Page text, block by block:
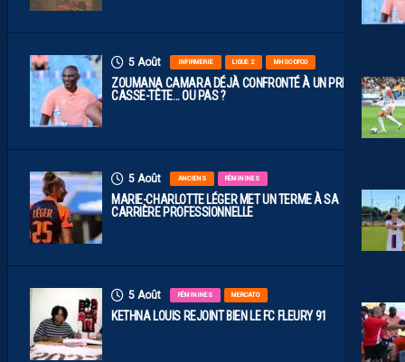
5 Août INFIRMERIE LIGUE 2 MHSC-DFCO
ZOUMANA CAMARA DÉJÀ CONFRONTÉ À UN PREMIER
CASSE-TÊTE… OU PAS ?
5 Août ANCIENS FÉMININES
MARIE-CHARLOTTE LÉGER MET UN TERME À SA
CARRIÈRE PROFESSIONNELLE
5 Août FÉMININES MERCATO
KETHNA LOUIS REJOINT BIEN LE FC FLEURY 91